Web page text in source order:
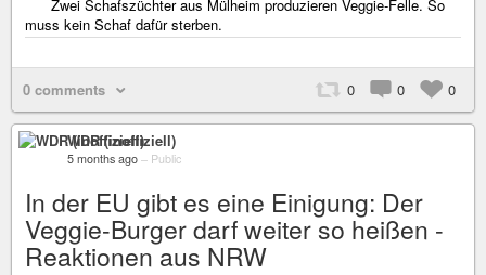
Zwei Schafszüchter aus Mülheim produzieren Veggie-Felle. So
muss kein Schaf dafür sterben.
0 comments 0 0 0
WDR (inoffiziell)
5 months ago – Public
In der EU gibt es eine Einigung: Der
Veggie-Burger darf weiter so heißen -
Reaktionen aus NRW